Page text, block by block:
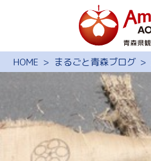
HOME まるごと青森ブログ